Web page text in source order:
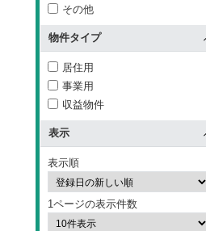
その他
物件タイプ
居住用
事業用
収益物件
表示
表示順
1ページの表示件数